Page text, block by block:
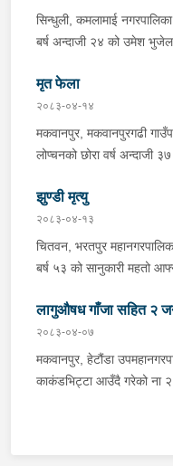
पारी नियन्त्रणमा लिई सोधपुछ
अभिषेक कुमार साह र सवार
भनि खुल्न आएको हुँदा
अनुसन्धान कार्य भईरहेको ।
सिन्धुली, कमलामाई
बर्ष अन्दाजी २४ को उमेश
घटनास्थलमा मुचुल्का सहित
मृत फेला
२०८३-०४-१४
मकवानपुर, मकवानपुरगढी
लोप्चनको छोरा वर्ष अन्दाजी
मिति २०८३।०४।१४ गते सोहि
अवस्थामा फेला परेको । यस
छ ।
झुण्डी मृत्यु
२०८३-०४-१३
चितवन, भरतपुर
बर्ष ५३ को सानुकारी महतो
सहित थप अनुसन्धान कार्य
लागुऔषध गाँजा सहित २
२०८३-०४-०७
मकवानपुर, हेटौंडा
काकंडभिट्टा आउँदै गरेको ना